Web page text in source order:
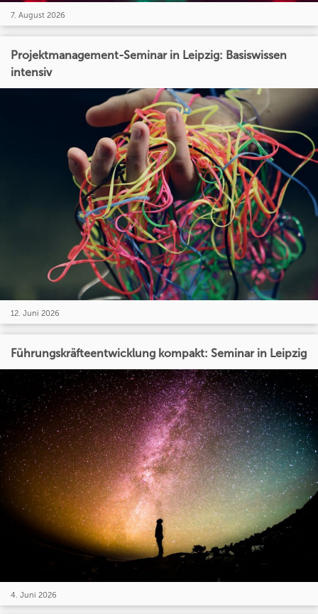
7. August 2026
Projektmanagement-Seminar in Leipzig: Basiswissen
intensiv
12. Juni 2026
Führungskräfteentwicklung kompakt: Seminar in Leipzig
4. Juni 2026